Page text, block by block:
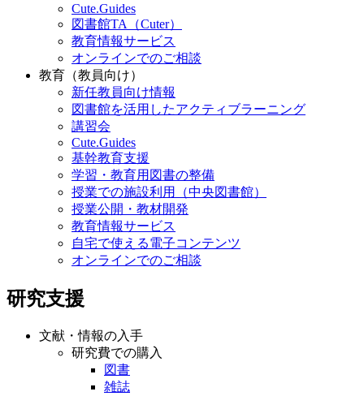
Cute.Guides
図書館TA（Cuter）
教育情報サービス
オンラインでのご相談
教育（教員向け）
新任教員向け情報
図書館を活用したアクティブラーニング
講習会
Cute.Guides
基幹教育支援
学習・教育用図書の整備
授業での施設利用（中央図書館）
授業公開・教材開発
教育情報サービス
自宅で使える電子コンテンツ
オンラインでのご相談
研究支援
文献・情報の入手
研究費での購入
図書
雑誌